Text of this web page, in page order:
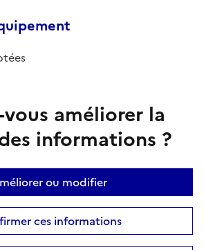
améliorer la
informations ?
ou modifier
ces informations